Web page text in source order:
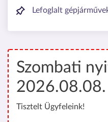
Lefoglalt
Szombati
2026.08.08.
Tisztelt Ügyfeleink!